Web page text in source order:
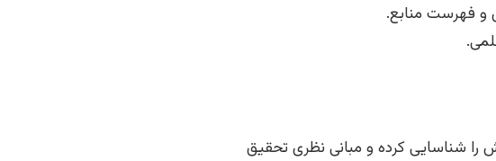
و فهرست منابع.
شناسایی کرده و مبانی نظری تحقیق